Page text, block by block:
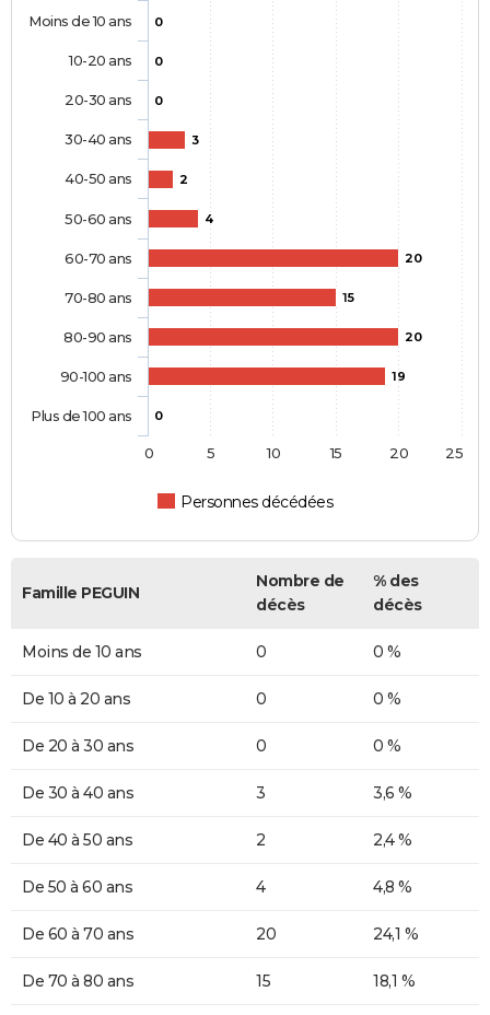
0
0
0
3
2
4
20
15
20
19
0
Personnes décédées
Moins de 10 ans
10-20 ans
20-30 ans
30-40 ans
40-50 ans
50-60 ans
60-70 ans
70-80 ans
80-90 ans
90-100 ans
Plus de 100 ans
0 5 10 15 20 25
Famille PEGUIN
Nombre de
décès
% des
décès
Moins de 10 ans 0 0 %
De 10 à 20 ans 0 0 %
De 20 à 30 ans 0 0 %
De 30 à 40 ans 3 3,6 %
De 40 à 50 ans 2 2,4 %
De 50 à 60 ans 4 4,8 %
De 60 à 70 ans 20 24,1 %
De 70 à 80 ans 15 18,1 %